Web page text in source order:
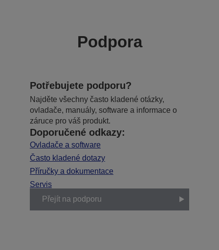
Podpora
Potřebujete podporu?
Najděte všechny často kladené otázky,
ovladače, manuály, software a informace o
záruce pro váš produkt.
Doporučené odkazy:
Ovladače a software
Často kladené dotazy
Příručky a dokumentace
Servis
Přejít na podporu